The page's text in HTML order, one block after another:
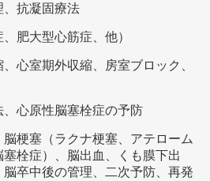
、抗凝固療法
肥大型心筋症、他）
心室期外収縮、房室ブロック、
、心原性脳塞栓症の予防
脳梗塞（ラクナ梗塞、アテローム
栓症）、脳出血、くも膜下出
卒中後の管理、二次予防、再発